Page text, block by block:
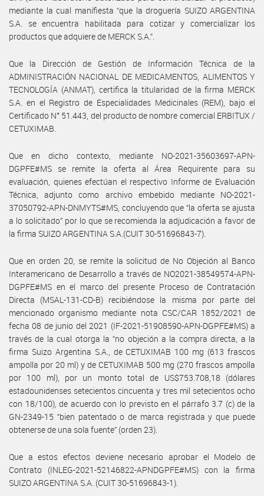
mediante la cual manifiesta “que la droguería SUIZO ARGENTINA
S.A. se encuentra habilitada para cotizar y comercializar los
productos que adquiere de MERCK S.A.”.
Que la Dirección de Gestión de Información Técnica de la
ADMINISTRACIÓN NACIONAL DE MEDICAMENTOS, ALIMENTOS Y
TECNOLOGÍA (ANMAT), certifica la titularidad de la firma MERCK
S.A. en el Registro de Especialidades Medicinales (REM), bajo el
Certificado N° 51.443, del producto de nombre comercial ERBITUX /
CETUXIMAB.
Que en dicho contexto, mediante NO-2021-35603697-APN-
DGPFE#MS se remite la oferta al Área Requirente para su
evaluación, quienes efectúan el respectivo Informe de Evaluación
Técnica, adjunto como archivo embebido mediante NO-2021-
37050792-APN-DNMYTS#MS, concluyendo que “la oferta se ajusta
a lo solicitado” por lo que se recomienda la adjudicación a favor de
la firma SUIZO ARGENTINA S.A.(CUIT 30-51696843-7).
Que en orden 20, se remite la solicitud de No Objeción al Banco
Interamericano de Desarrollo a través de NO2021-38549574-APN-
DGPFE#MS en el marco del presente Proceso de Contratación
Directa (MSAL-131-CD-B) recibiéndose la misma por parte del
mencionado organismo mediante nota CSC/CAR 1852/2021 de
fecha 08 de junio del 2021 (IF-2021-51908590-APN-DGPFE#MS) a
través de la cual otorga la “no objeción a la compra directa, a la
firma Suizo Argentina S.A., de CETUXIMAB 100 mg (613 frascos
ampolla por 20 ml) y de CETUXIMAB 500 mg (270 frascos ampolla
por 100 ml), por un monto total de US$753.708,18 (dólares
estadounidenses setecientos cincuenta y tres mil setecientos ocho
con 18/100), de acuerdo con lo previsto en el párrafo 3.7 (c) de la
GN-2349-15 “bien patentado o de marca registrada y que puede
obtenerse de una sola fuente” (orden 23).
Que a estos efectos deviene necesario aprobar el Modelo de
Contrato (INLEG-2021-52146822-APNDGPFE#MS) con la firma
SUIZO ARGENTINA S.A. (CUIT 30-51696843-1).